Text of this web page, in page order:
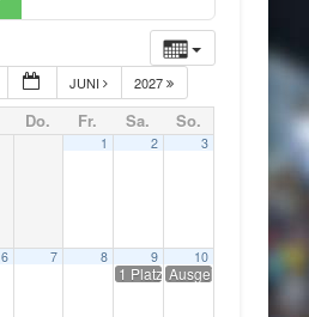
JUNI 2027
Do. Fr. Sa. So.
1 2 3
6 7 8 9
1 Platz frei geworden/
10
Ausgebucht !/